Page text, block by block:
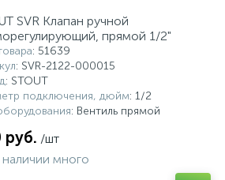
SVR Клапан ручной
прямой 1/2"
: 51639
: SVR-2122-000015
: STOUT
подключения, дюйм: 1/2
: Вентиль прямой
руб. /шт
наличии много